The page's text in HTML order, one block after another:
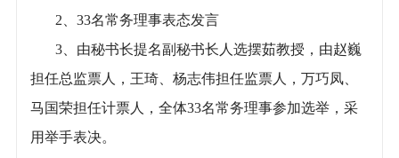
2、33名常务理事表态发言
3、由秘书长提名副秘书长人选摆茹教授，由赵巍
担任总监票人，王琦、杨志伟担任监票人，万巧凤、
马国荣担任计票人，全体33名常务理事参加选举，采
用举手表决。